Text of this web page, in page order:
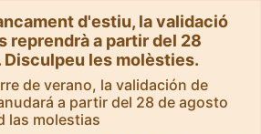
d'estiu, la validació
reprendrà a partir del 28
Disculpeu les molèsties.
de verano, la validación de
a partir del 28 de agosto
las molestias